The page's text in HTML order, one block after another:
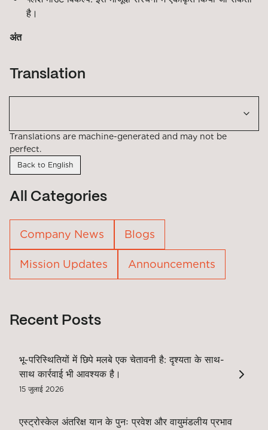
है।
अंत
Translation
Translations are machine-generated and may not be
perfect.
Back to English
All Categories
Company News Blogs
Mission Updates Announcements
Recent Posts
भू-परिस्थितियों में छिपे मलबे एक चेतावनी है: दृश्यता के साथ-
साथ कार्रवाई भी आवश्यक है।
15 जुलाई 2026
एस्ट्रोस्केल अंतरिक्ष यान के पुनः प्रवेश और वायुमंडलीय प्रभाव